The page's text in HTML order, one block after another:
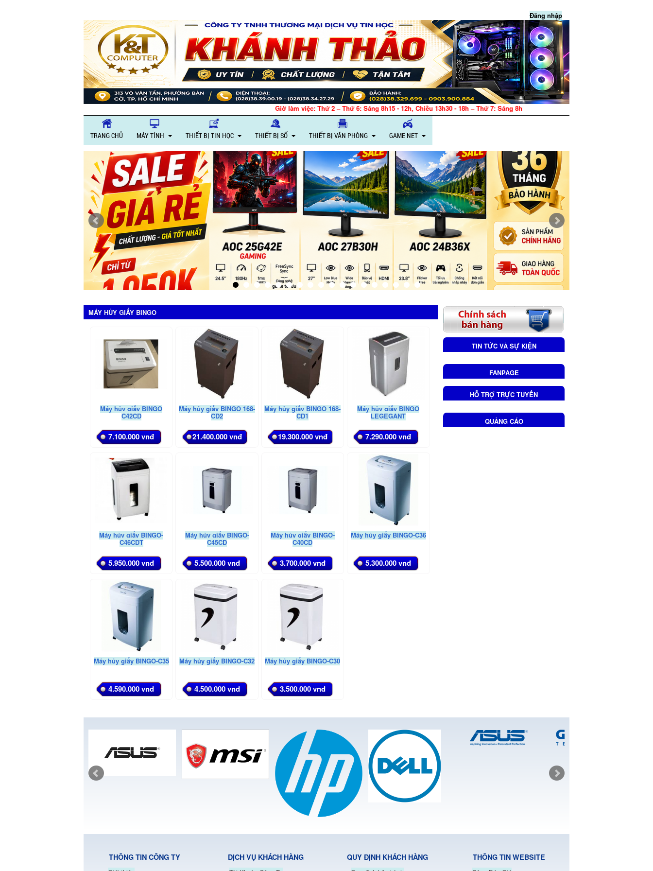
Đăng nhập
Giờ làm việc: Thứ 2 – Thứ 6: Sáng 8h15 - 12h, Chiều 13h30 - 18h – Thứ 7: Sáng 8h15 - 12h, Chiều 13h30 - 17h – CN: Nghỉ
TRANG CHỦ MÁY TÍNH THIẾT BỊ TIN HỌC THIẾT BỊ SỐ THIẾT BỊ VĂN PHÒNG GAME NET
MÁY HỦY GIẤY BINGO
Máy hủy giấy BINGO
C42CD
7.100.000 vnđ
Máy hủy giấy BINGO 168-
CD2
21.400.000 vnđ
Máy hủy giấy BINGO 168-
CD1
19.300.000 vnđ
Máy hủy giấy BINGO
LEGEGANT
7.290.000 vnđ
Máy hủy giấy BINGO-
C46CDT
5.950.000 vnđ
Máy hủy giấy BINGO-
C45CD
5.500.000 vnđ
Máy hủy giấy BINGO-
C40CD
3.700.000 vnđ
Máy hủy giấy BINGO-C36
5.300.000 vnđ
Máy hủy giấy BINGO-C35
4.590.000 vnđ
Máy hủy giấy BINGO-C32
4.500.000 vnđ
Máy hủy giấy BINGO-C30
3.500.000 vnđ
TIN TỨC VÀ SỰ KIỆN
FANPAGE
HỖ TRỢ TRỰC TUYẾN
QUẢNG CÁO
THÔNG TIN CÔNG TY DỊCH VỤ KHÁCH HÀNG QUY ĐỊNH KHÁCH HÀNG THÔNG TIN WEBSITE